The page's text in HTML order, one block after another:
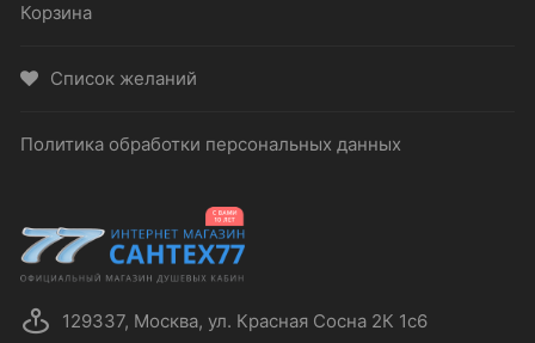
Корзина
Список желаний
Политика обработки персональных данных
129337, Москва, ул. Красная Сосна 2К 1с6